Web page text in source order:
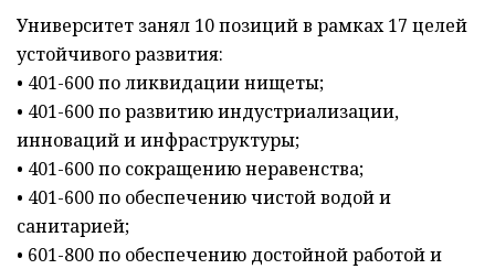
Университет занял 10 позиций в рамках 17 целей
устойчивого развития:
• 401-600 по ликвидации нищеты;
• 401-600 по развитию индустриализации,
инноваций и инфраструктуры;
• 401-600 по сокращению неравенства;
• 401-600 по обеспечению чистой водой и
санитарией;
• 601-800 по обеспечению достойной работой и